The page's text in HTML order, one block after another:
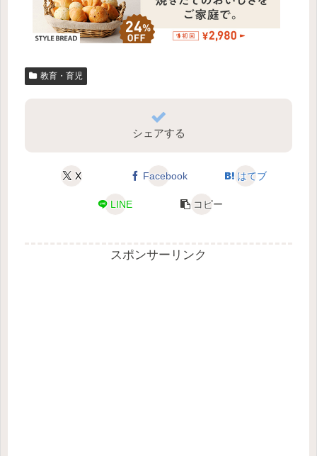
教育・育児
シェアする
X Facebook はてブ
LINE コピー
スポンサーリンク